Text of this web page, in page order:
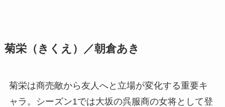
菊栄（きくえ）／朝倉あき
菊栄は商売敵から友人へと立場が変化する重要キ
ャラ。シーズン1では大坂の呉服商の女将として登